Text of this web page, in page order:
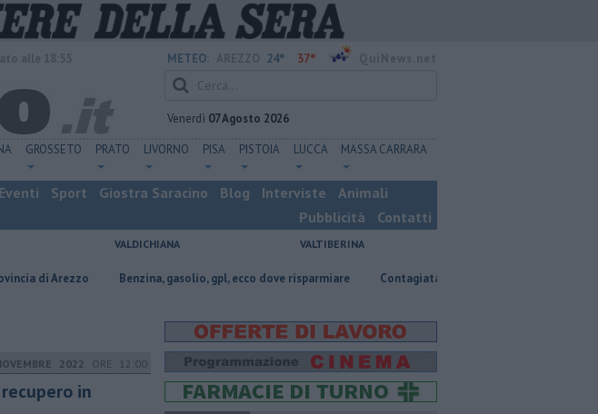
METEO: 24° 37°
Venerdì 07 Agosto 2026
GROSSETO PRATO LIVORNO PISA PISTOIA LUCCA MASSA CARRARA
Eventi Sport Giostra Saracino Blog Interviste
Animali
Pubblicità
Contatti
VALDICHIANA VALTIBERINA
​Benzina, gasolio, gpl, ecco dove risparmiare Contagiata da legionella, non ce l'ha fatta
2022 ORE 12:00
in